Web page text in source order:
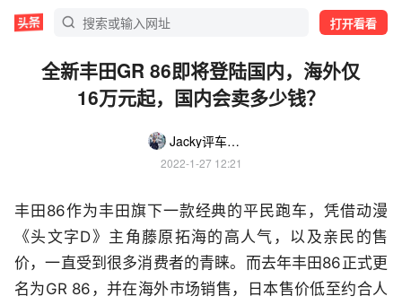
打开看看
全新丰田GR 86即将登陆国内，海外仅
16万元起，国内会卖多少钱？
Jacky评车论道
2022-1-27 12:21
丰田86作为丰田旗下一款经典的平民跑车，凭借动漫
《头文字D》主角藤原拓海的高人气，以及亲民的售
价，一直受到很多消费者的青睐。而去年丰田86正式更
名为GR 86，并在海外市场销售，日本售价低至约合人